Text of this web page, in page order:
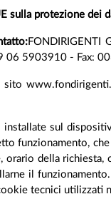
sulla protezione dei
FONDIRIGENTI
5903910 - Fax:
sito
sul
funzionamento,
della
il
tecnici utilizzati